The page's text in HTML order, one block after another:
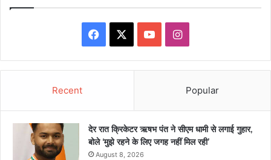
Facebook YouTubeInstagram
Recent Popular
देर रात क्रिकेटर ऋषभ पंत ने सीएम धामी से लगाई गुहार,
बोले ‘मुझे रहने के लिए जगह नहीं मिल रही’
August 8, 2026